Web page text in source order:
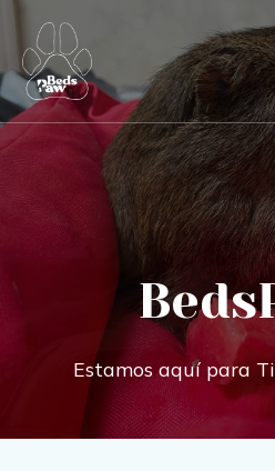
Estamos aquí para